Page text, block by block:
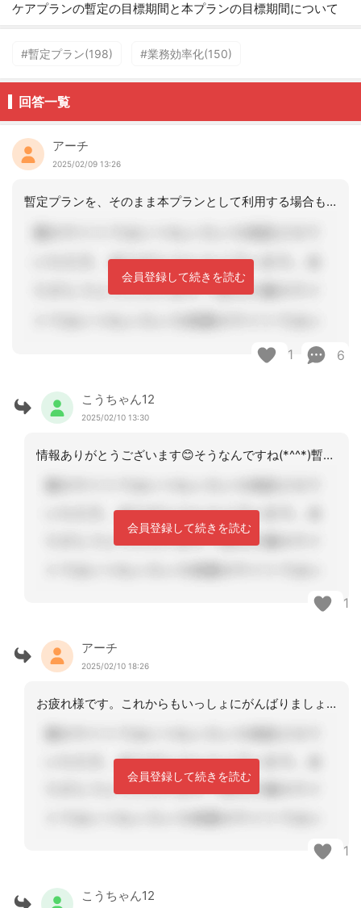
ケアプランの暫定の目標期間と本プランの目標期間について
#暫定プラン(198) #業務効率化(150)
回答一覧
アーチ
2025/02/09 13:26
暫定プランを、そのまま本プランとして利用する場合もあります。
会員登録して続きを読む
1 6
こうちゃん12
2025/02/10 13:30
情報ありがとうございます😊そうなんですね(*^^*)暫定プランの時点で、既にプラ
会員登録して続きを読む
1
アーチ
2025/02/10 18:26
お疲れ様です。これからもいっしょにがんばりましょう
会員登録して続きを読む
1
こうちゃん12